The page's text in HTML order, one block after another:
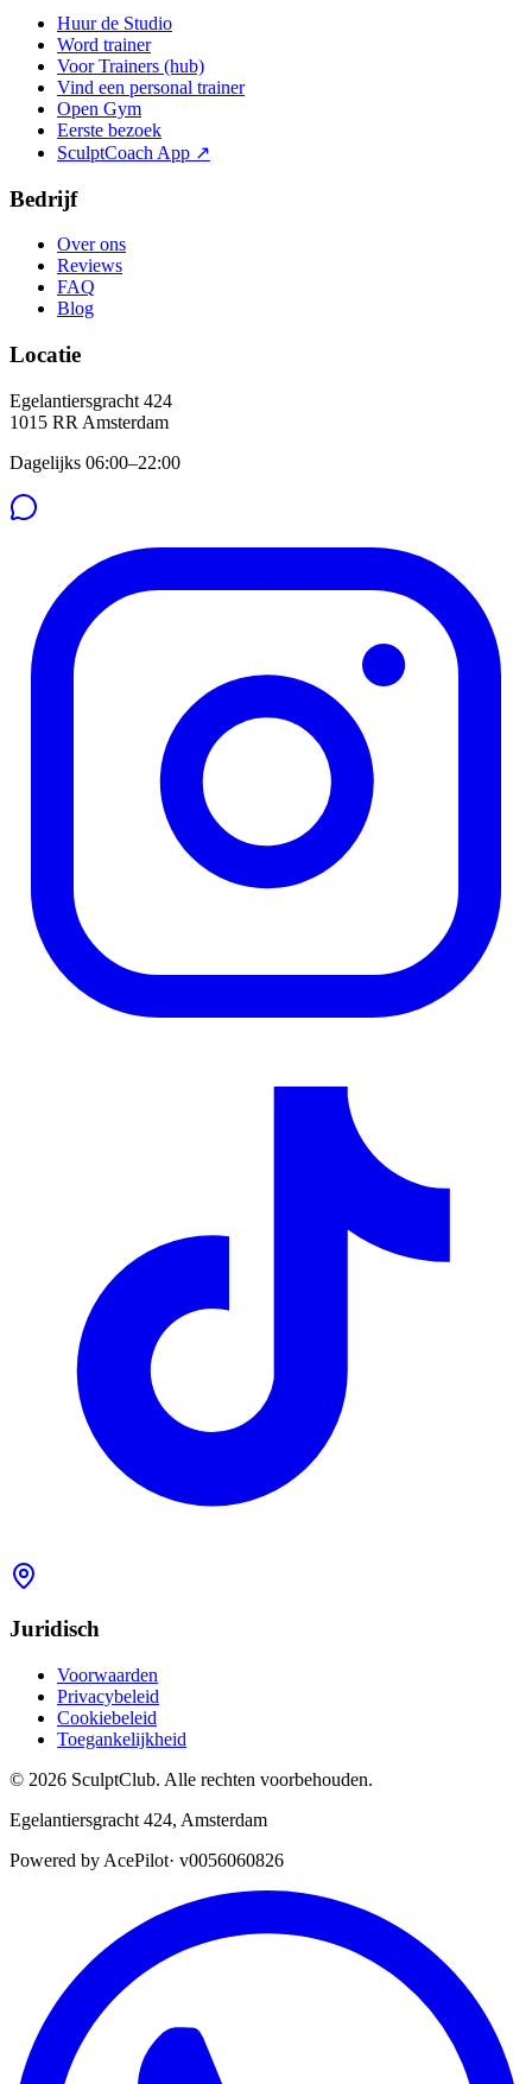
Huur de Studio
Word trainer
Voor Trainers (hub)
Vind een personal trainer
Open Gym
Eerste bezoek
SculptCoach App ↗
Bedrijf
Over ons
Reviews
FAQ
Blog
Locatie
Egelantiersgracht 424
1015 RR Amsterdam
Dagelijks 06:00–22:00
Juridisch
Voorwaarden
Privacybeleid
Cookiebeleid
Toegankelijkheid
© 2026 SculptClub. Alle rechten voorbehouden.
Egelantiersgracht 424, Amsterdam
Powered by AcePilot· v0056060826